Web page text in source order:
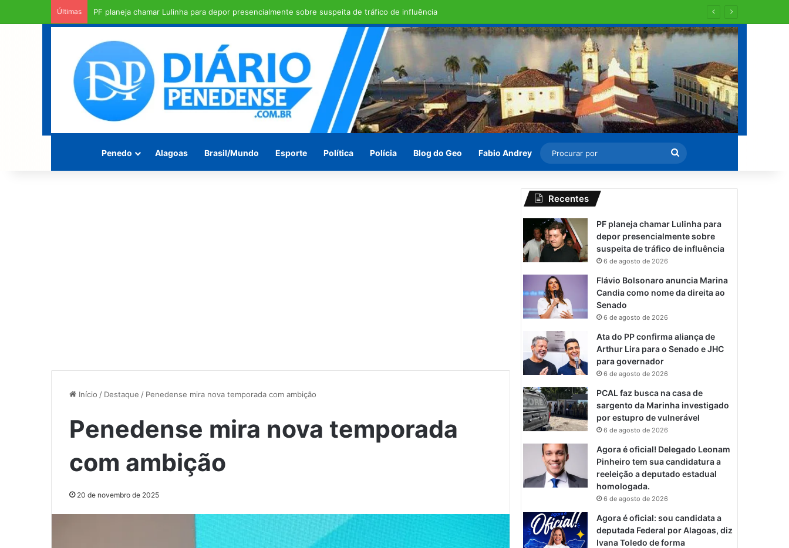
Últimas Flávio Bolsonaro anuncia Marina Candia como nome da direita ao Senado
Penedo Alagoas Brasil/Mundo Esporte Política Polícia Blog do Geo Fabio Andrey
Procurar
por
Início / Destaque / Penedense mira nova temporada com ambição
Penedense mira nova temporada
com ambição
20 de novembro de 2025
Recentes
PF planeja chamar Lulinha para
depor presencialmente sobre
suspeita de tráfico de influência
6 de agosto de 2026
Flávio Bolsonaro anuncia Marina
Candia como nome da direita ao
Senado
6 de agosto de 2026
Ata do PP confirma aliança de
Arthur Lira para o Senado e JHC
para governador
6 de agosto de 2026
PCAL faz busca na casa de
sargento da Marinha investigado
por estupro de vulnerável
6 de agosto de 2026
Agora é oficial! Delegado Leonam
Pinheiro tem sua candidatura a
reeleição a deputado estadual
homologada.
6 de agosto de 2026
Agora é oficial: sou candidata a
deputada Federal por Alagoas, diz
Ivana Toledo de forma